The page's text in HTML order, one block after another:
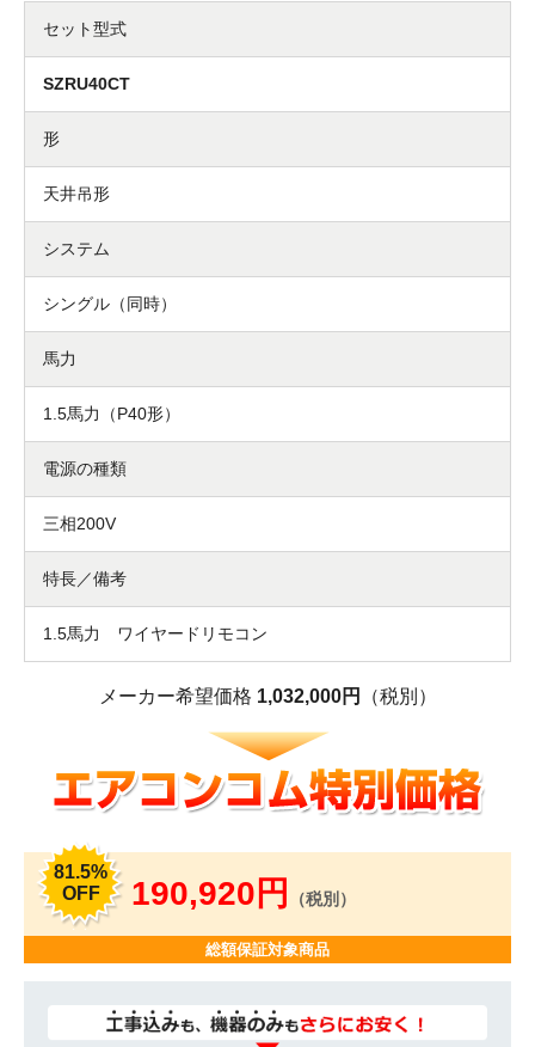
セット型式
SZRU40CT
形
天井吊形
システム
シングル（同時）
馬力
1.5馬力（P40形）
電源の種類
三相200V
特長／備考
1.5馬力 ワイヤードリモコン
メーカー希望価格 1,032,000円 （税別）
81.5%
OFF
190,920円 （税別）
総額保証対象商品